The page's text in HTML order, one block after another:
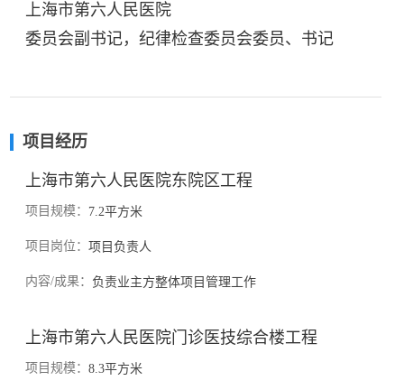
上海市第六人民医院
委员会副书记，纪律检查委员会委员、书记
项目经历
上海市第六人民医院东院区工程
项目规模： 7.2平方米
项目岗位： 项目负责人
内容/成果： 负责业主方整体项目管理工作
上海市第六人民医院门诊医技综合楼工程
项目规模： 8.3平方米